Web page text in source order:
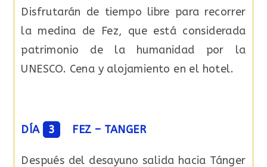
Disfrutarán de tiempo libre para recorrer
la medina de Fez, que está considerada
patrimonio de la humanidad por la
UNESCO. Cena y alojamiento en el hotel.
DÍA 3 FEZ – TANGER
Después del desayuno salida hacia Tánger